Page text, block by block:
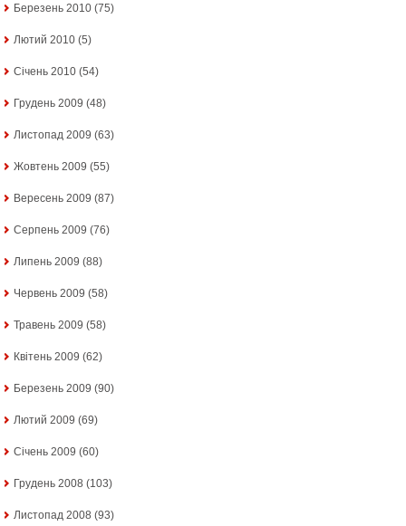
Березень 2010 (75)
Лютий 2010 (5)
Січень 2010 (54)
Грудень 2009 (48)
Листопад 2009 (63)
Жовтень 2009 (55)
Вересень 2009 (87)
Серпень 2009 (76)
Липень 2009 (88)
Червень 2009 (58)
Травень 2009 (58)
Квітень 2009 (62)
Березень 2009 (90)
Лютий 2009 (69)
Січень 2009 (60)
Грудень 2008 (103)
Листопад 2008 (93)